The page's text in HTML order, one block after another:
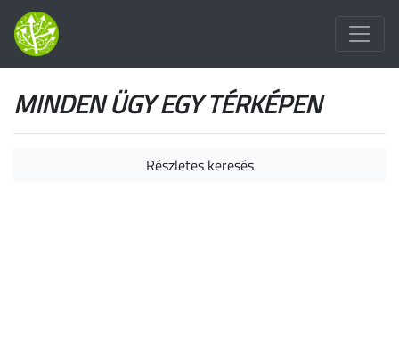
MINDEN ÜGY EGY TÉRKÉPEN
Részletes keresés